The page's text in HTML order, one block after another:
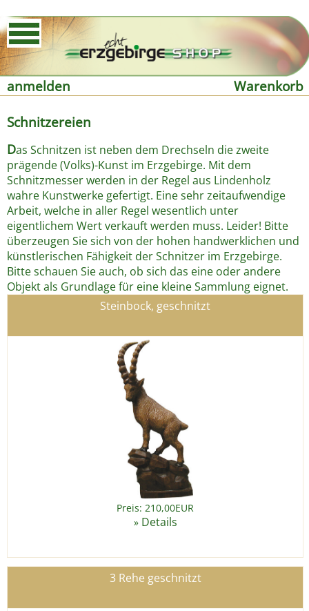
anmelden
Warenkorb
Schnitzereien
Das Schnitzen ist neben dem Drechseln die zweite
prägende (Volks)-Kunst im Erzgebirge. Mit dem
Schnitzmesser werden in der Regel aus Lindenholz
wahre Kunstwerke gefertigt. Eine sehr zeitaufwendige
Arbeit, welche in aller Regel wesentlich unter
eigentlichem Wert verkauft werden muss. Leider! Bitte
überzeugen Sie sich von der hohen handwerklichen und
künstlerischen Fähigkeit der Schnitzer im Erzgebirge.
Bitte schauen Sie auch, ob sich das eine oder andere
Objekt als Grundlage für eine kleine Sammlung eignet.
Steinbock, geschnitzt
Preis: 210,00EUR
» Details
3 Rehe geschnitzt